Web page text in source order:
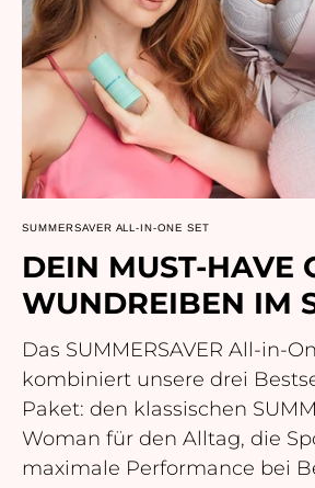
SUMMERSAVER ALL-IN-ONE SET
DEIN MUST-HAVE
WUNDREIBEN IM
Das SUMMERSAVER All-in-
kombiniert unsere drei
Paket: den klassischen
Woman für den Alltag, die
maximale Performance bei